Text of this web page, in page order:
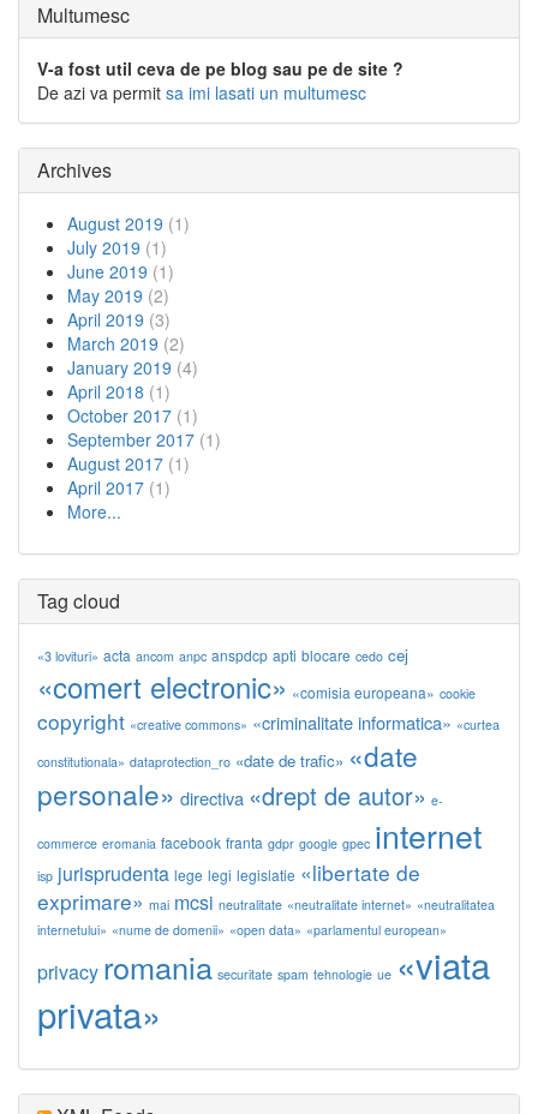
Multumesc
V-a fost util ceva de pe blog sau pe de site ?
De azi va permit sa imi lasati un multumesc
Archives
August 2019 (1)
July 2019 (1)
June 2019 (1)
May 2019 (2)
April 2019 (3)
March 2019 (2)
January 2019 (4)
April 2018 (1)
October 2017 (1)
September 2017 (1)
August 2017 (1)
April 2017 (1)
More...
Tag cloud
«3 lovituri» acta ancom anpc anspdcp apti blocare cedo cej
«comert electronic» «comisia europeana» cookie
copyright «creative commons» «criminalitate informatica» «curtea
constitutionala» dataprotection_ro «date de trafic» «date
personale» directiva «drept de autor» e-
commerce eromania facebook franta gdpr google gpec internet
isp jurisprudenta lege legi legislatie «libertate de
exprimare» mai mcsi neutralitate «neutralitate internet» «neutralitatea
internetului» «nume de domenii» «open data» «parlamentul european»
privacy romania securitate spam tehnologie ue «viata
privata»